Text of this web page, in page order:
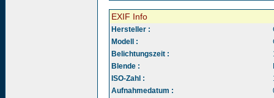
EXIF Info
Hersteller :
Modell :
Belichtungszeit :
Blende :
ISO-Zahl :
Aufnahmedatum :